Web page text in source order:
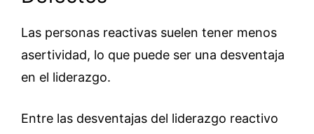
Las personas reactivas suelen tener menos
asertividad, lo que puede ser una desventaja
en el liderazgo.
Entre las desventajas del liderazgo reactivo